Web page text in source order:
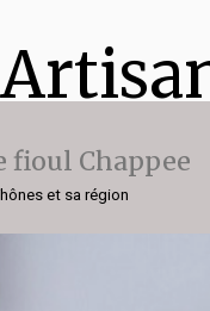
fioul Chappee
et sa région